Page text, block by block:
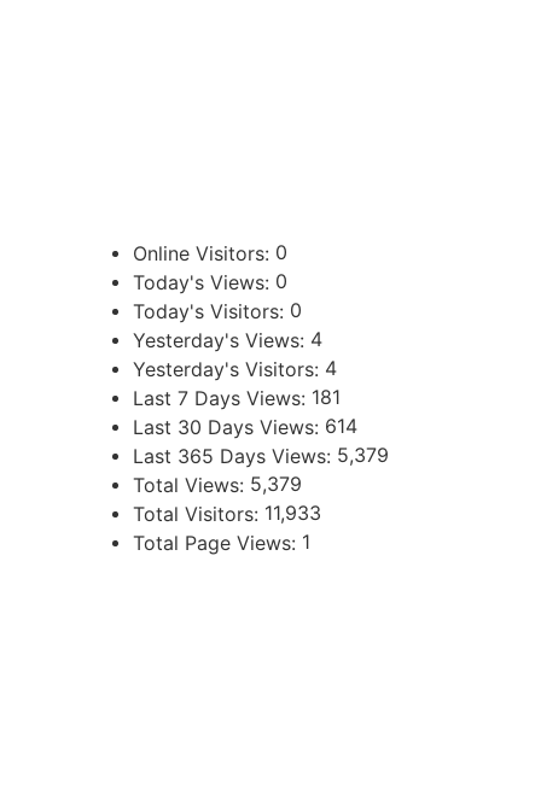
Online Visitors: 0
Today's Views: 0
Today's Visitors: 0
Yesterday's Views: 4
Yesterday's Visitors: 4
Last 7 Days Views: 181
Last 30 Days Views: 614
Last 365 Days Views: 5,379
Total Views: 5,379
Total Visitors: 11,933
Total Page Views: 1